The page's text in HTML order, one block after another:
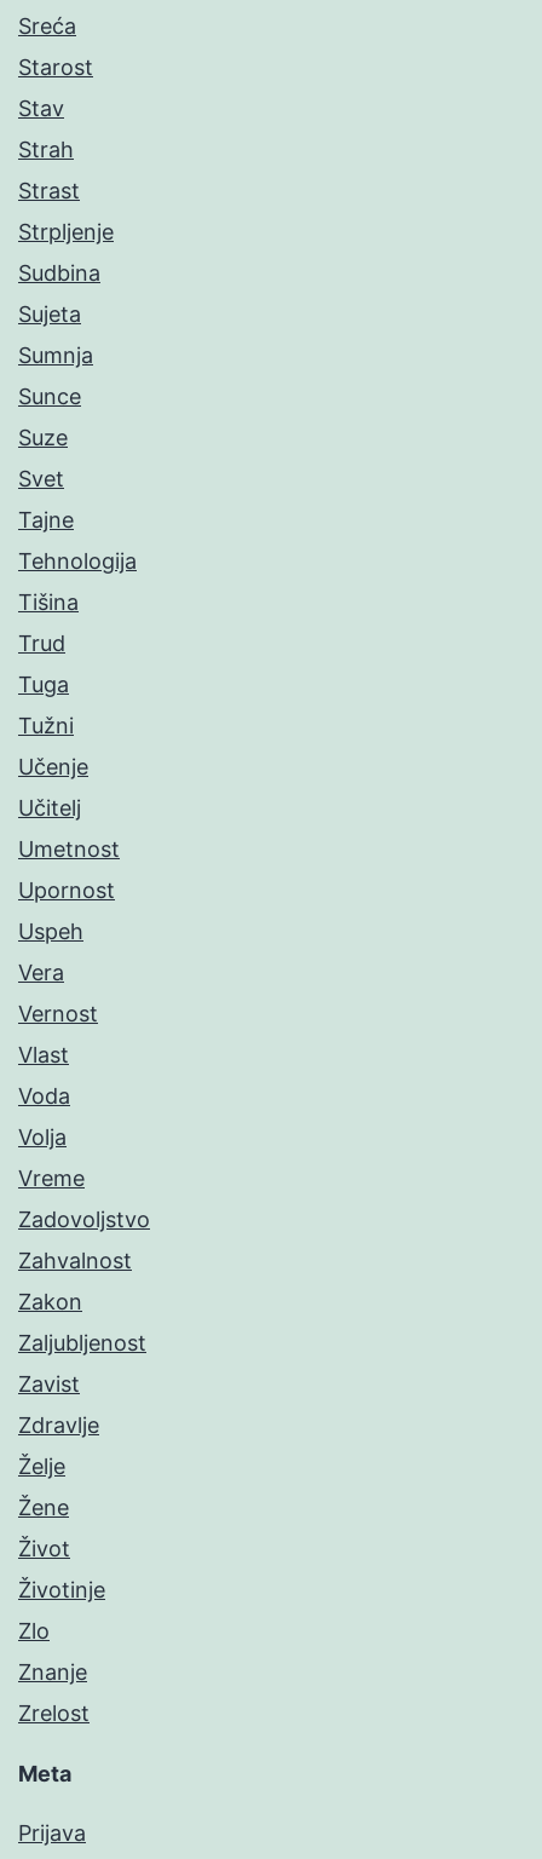
Sreća
Starost
Stav
Strah
Strast
Strpljenje
Sudbina
Sujeta
Sumnja
Sunce
Suze
Svet
Tajne
Tehnologija
Tišina
Trud
Tuga
Tužni
Učenje
Učitelj
Umetnost
Upornost
Uspeh
Vera
Vernost
Vlast
Voda
Volja
Vreme
Zadovoljstvo
Zahvalnost
Zakon
Zaljubljenost
Zavist
Zdravlje
Želje
Žene
Život
Životinje
Zlo
Znanje
Zrelost
Meta
Prijava